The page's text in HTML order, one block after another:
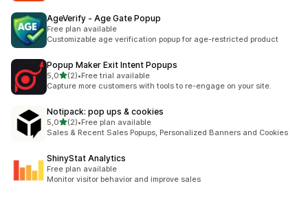
AgeVerify ‑ Age Gate Popup
Free plan available
Customizable age verification popup for age-restricted product
Popup Maker Exit Intent Popups
5,0na 5 gwiazdek
(2)
Łączna liczba recenzji: 2
•Free trial available
Capture more customers with tools to re-engage on your site.
Notipack: pop ups & cookies
5,0na 5 gwiazdek
(2)
Łączna liczba recenzji: 2
•Free plan available
Sales & Recent Sales Popups, Personalized Banners and Cookies
ShinyStat Analytics
Free plan available
Monitor visitor behavior and improve sales